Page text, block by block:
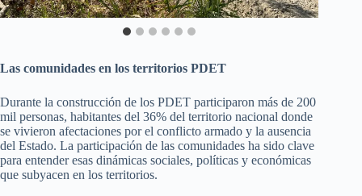
Las comunidades en los territorios PDET
Durante la construcción de los PDET participaron más de 200
mil personas, habitantes del 36% del territorio nacional donde
se vivieron afectaciones por el conflicto armado y la ausencia
del Estado. La participación de las comunidades ha sido clave
para entender esas dinámicas sociales, políticas y económicas
que subyacen en los territorios.